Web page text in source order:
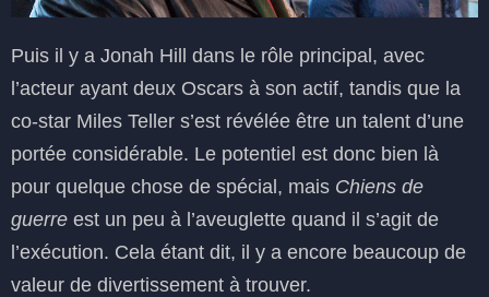
Puis il y a Jonah Hill dans le rôle principal, avec
l’acteur ayant deux Oscars à son actif, tandis que la
co-star Miles Teller s’est révélée être un talent d’une
portée considérable. Le potentiel est donc bien là
pour quelque chose de spécial, mais Chiens de
guerre est un peu à l’aveuglette quand il s’agit de
l’exécution. Cela étant dit, il y a encore beaucoup de
valeur de divertissement à trouver.